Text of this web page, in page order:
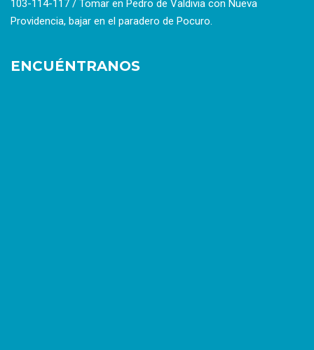
103-114-117 / Tomar en Pedro de Valdivia con Nueva
Providencia, bajar en el paradero de Pocuro.
ENCUÉNTRANOS